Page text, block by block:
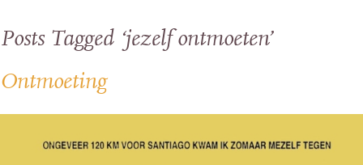
Posts Tagged ‘jezelf ontmoeten’
Ontmoeting